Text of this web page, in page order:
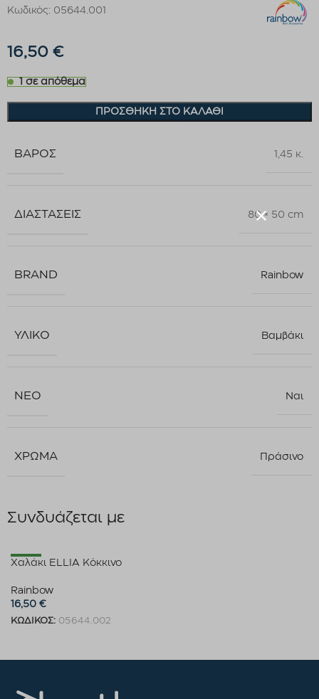
Κωδικός: 05644.001
16,50 €
1 σε απόθεμα
ΠΡΟΣΘΉΚΗ ΣΤΟ ΚΑΛΆΘΙ
ΒΆΡΟΣ 1,45 κ.
ΔΙΑΣΤΆΣΕΙΣ 80 × 50 cm
BRAND Rainbow
ΥΛΙΚΌ Βαμβάκι
ΝΈΟ Ναι
ΧΡΏΜΑ Πράσινο
Συνδυάζεται με
New
Χαλάκι ELLIA Κόκκινο
Rainbow
16,50 €
ΚΩΔΙΚΟΣ: 05644.002